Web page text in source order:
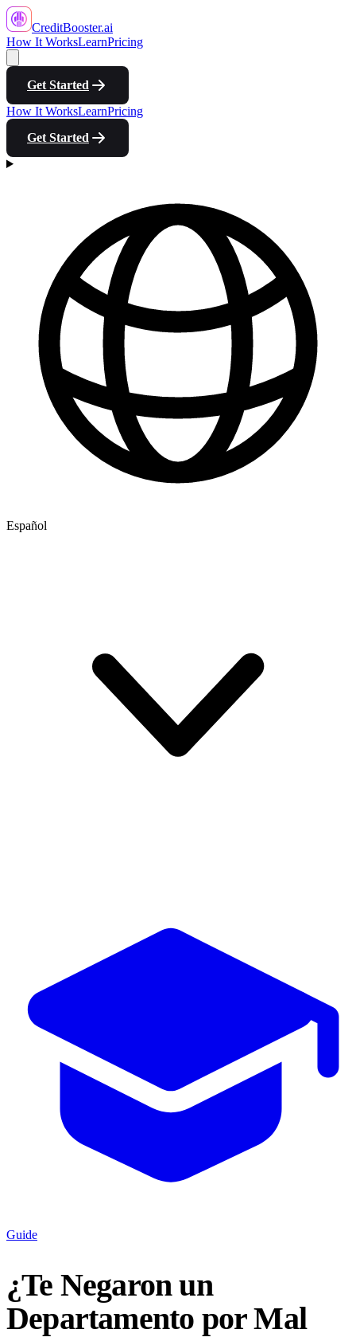
CreditBooster.ai
How It WorksLearnPricing
Get Started
How It WorksLearnPricing
Get Started
Español
Guide
¿Te Negaron un
Departamento por Mal